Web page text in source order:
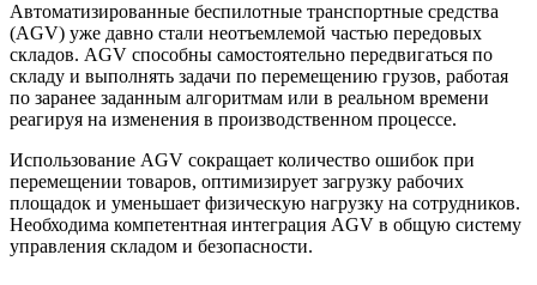
Автоматизированные беспилотные транспортные средства
(AGV) уже давно стали неотъемлемой частью передовых
складов. AGV способны самостоятельно передвигаться по
складу и выполнять задачи по перемещению грузов, работая
по заранее заданным алгоритмам или в реальном времени
реагируя на изменения в производственном процессе.
Использование AGV сокращает количество ошибок при
перемещении товаров, оптимизирует загрузку рабочих
площадок и уменьшает физическую нагрузку на сотрудников.
Необходима компетентная интеграция AGV в общую систему
управления складом и безопасности.